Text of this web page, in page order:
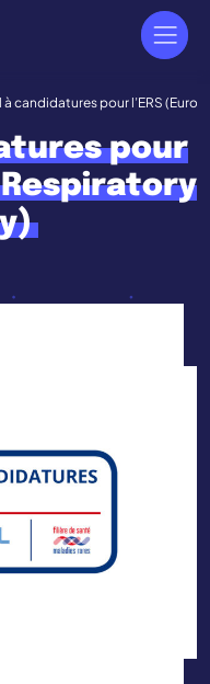
à candidatures pour l’ERS
pour
Respiratory